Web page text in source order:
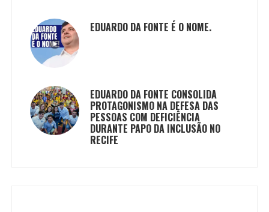
EDUARDO DA FONTE É O NOME.
EDUARDO DA FONTE CONSOLIDA
PROTAGONISMO NA DEFESA DAS
PESSOAS COM DEFICIÊNCIA
DURANTE PAPO DA INCLUSÃO NO
RECIFE